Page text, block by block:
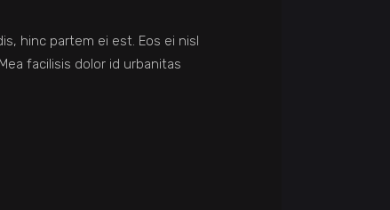
hinc partem ei est. Eos ei nisl
facilisis dolor id urbanitas